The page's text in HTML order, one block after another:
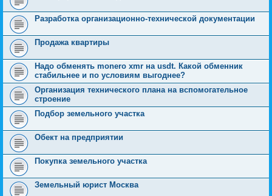
Разработка организационно-технической документации
Продажа квартиры
Надо обменять monero xmr на usdt. Какой обменник
стабильнее и по условиям выгоднее?
Организация технического плана на вспомогательное
строение
Подбор земельного участка
Обект на предприятии
Покупка земельного участка
Земельный юрист Москва